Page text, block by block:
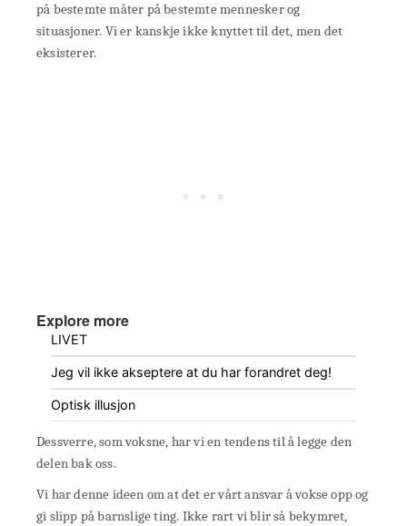
på bestemte måter på bestemte mennesker og
situasjoner. Vi er kanskje ikke knyttet til det, men det
eksisterer.
Explore more
LIVET
Jeg vil ikke akseptere at du har forandret deg!
Optisk illusjon
Dessverre, som voksne, har vi en tendens til å legge den
delen bak oss.
Vi har denne ideen om at det er vårt ansvar å vokse opp og
gi slipp på barnslige ting. Ikke rart vi blir så bekymret,